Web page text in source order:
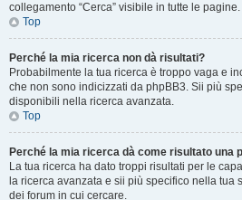
collegamento “Cerca” visibile in tutte le pagine.
Top
Perché la mia ricerca non dà risultati?
Probabilmente la tua ricerca è troppo vaga e
che non sono indicizzati da phpBB3. Sii più
disponibili nella ricerca avanzata.
Top
Perché la mia ricerca dà come risultato una
La tua ricerca ha dato troppi risultati per le
la ricerca avanzata e sii più specifico nella tua
dei forum in cui cercare.